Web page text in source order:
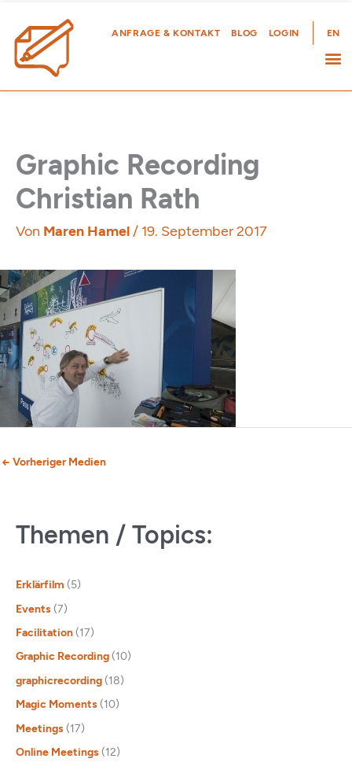
Inhalt
springen
ANFRAGE & KONTAKT BLOG LOGIN EN
Graphic Recording
Christian Rath
Von Maren Hamel/ 19. September 2017
← Vorheriger Medien
Themen / Topics:
Erklärfilm (5)
Events (7)
Facilitation (17)
Graphic Recording (10)
graphicrecording (18)
Magic Moments (10)
Meetings (17)
Online Meetings (12)